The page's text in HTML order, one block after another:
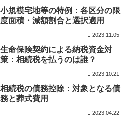
小規模宅地等の特例：各区分の限
度面積・減額割合と選択適用
2023.11.05
生命保険契約による納税資金対
策：相続税を払うのは誰？
2023.10.21
相続税の債務控除：対象となる債
務と葬式費用
2023.04.22